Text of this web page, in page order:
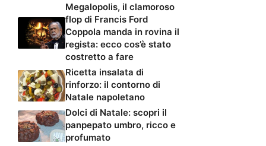
Megalopolis, il clamoroso
flop di Francis Ford
Coppola manda in rovina il
regista: ecco cos’è stato
costretto a fare
Ricetta insalata di
rinforzo: il contorno di
Natale napoletano
Dolci di Natale: scopri il
panpepato umbro, ricco e
profumato